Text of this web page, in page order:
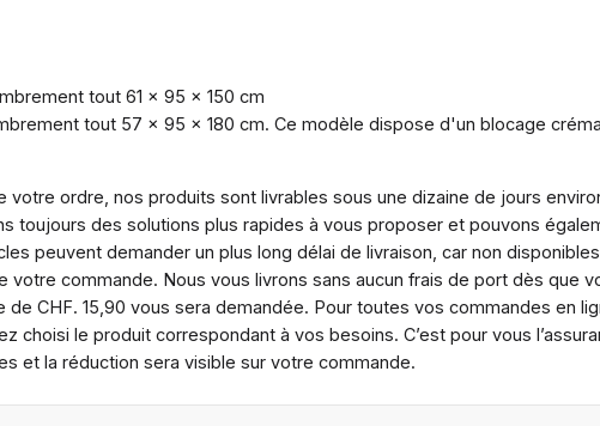
tout 61 x 95 x 150 cm
tout 57 x 95 x 180 cm. Ce modèle dispose d'un blocage
votre ordre, nos produits sont livrables sous une dizaine de jours
toujours des solutions plus rapides à vous proposer et pouvons
peuvent demander un plus long délai de livraison, car non
commande. Nous vous livrons sans aucun frais de port dès que
CHF. 15,90 vous sera demandée. Pour toutes vos commandes en
choisi le produit correspondant à vos besoins. C’est pour vous
et la réduction sera visible sur votre commande.